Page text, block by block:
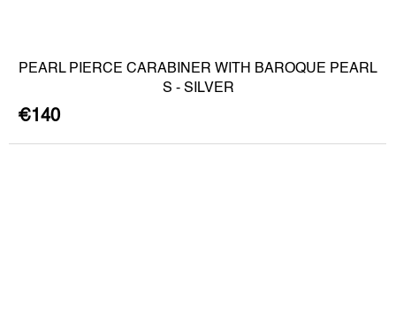
PEARL PIERCE CARABINER WITH BAROQUE PEARL
S - SILVER
€140